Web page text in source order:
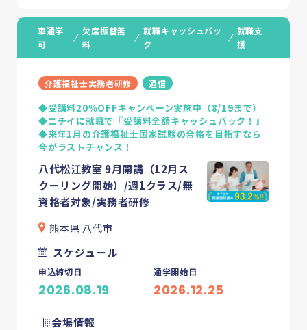
車通学
可
欠席振替無
料
就職キャッシュバッ
ク
就職支
援
介護福祉士実務者研修 通信
◆受講料20％OFFキャンペーン実施中（8/19まで）
◆ニチイに就職で『受講料全額キャッシュバック！』
◆来年1月の介護福祉士国家試験の合格を目指すなら
今がラストチャンス！
八代松江教室 9月開講（12月ス
クーリング開始）/週1クラス/無
資格者対象/実務者研修
熊本県 八代市
スケジュール
申込締切日
2026.08.19
通学開始日
2026.12.25
会場情報